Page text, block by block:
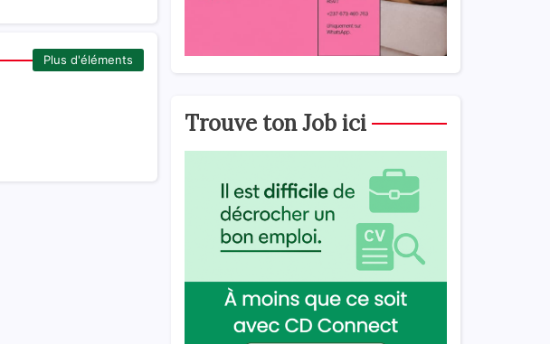
Plus d'éléments
Trouve ton Job ici